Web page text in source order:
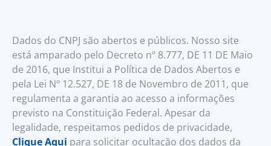
Dados do CNPJ são abertos e públicos. Nosso site
está amparado pelo Decreto nº 8.777, DE 11 DE Maio
de 2016, que Institui a Política de Dados Abertos e
pela Lei Nº 12.527, DE 18 de Novembro de 2011, que
regulamenta a garantia ao acesso a informações
previsto na Constituição Federal. Apesar da
legalidade, respeitamos pedidos de privacidade,
Clique Aqui para solicitar ocultação dos dados da